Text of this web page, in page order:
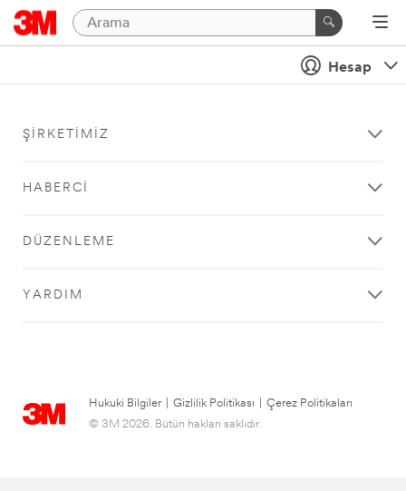
Hesap
ŞIRKETIMIZ
HABERCI
DÜZENLEME
YARDIM
Hukuki Bilgiler Gizlilik Politikası
Çerez Politikaları
© 3M 2026. Bütün hakları saklıdır.